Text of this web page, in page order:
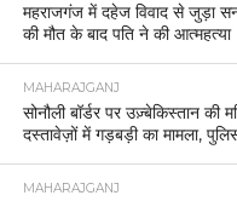
महराजगंज में दहेज विवाद से जुड़ा
की मौत के बाद पति ने की
MAHARAJGANJ
सोनौली बॉर्डर पर उज़्बेकिस्तान की
दस्तावेज़ों में गड़बड़ी का मामला,
MAHARAJGANJ